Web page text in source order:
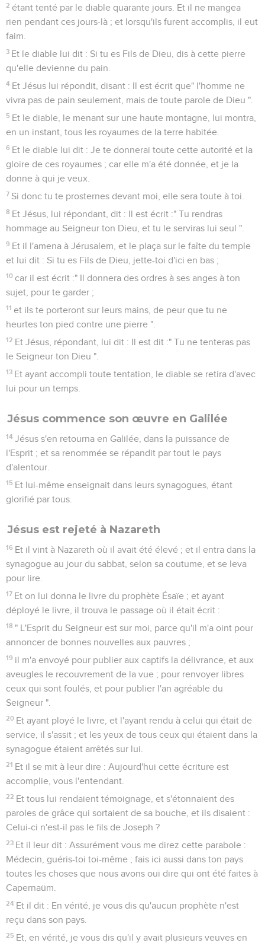
2 étant tenté par le diable quarante jours. Et il ne mangea
rien pendant ces jours-là ; et lorsqu'ils furent accomplis, il eut
faim.
3 Et le diable lui dit : Si tu es Fils de Dieu, dis à cette pierre
qu'elle devienne du pain.
4 Et Jésus lui répondit, disant : Il est écrit que" l'homme ne
vivra pas de pain seulement, mais de toute parole de Dieu ".
5 Et le diable, le menant sur une haute montagne, lui montra,
en un instant, tous les royaumes de la terre habitée.
6 Et le diable lui dit : Je te donnerai toute cette autorité et la
gloire de ces royaumes ; car elle m'a été donnée, et je la
donne à qui je veux.
7 Si donc tu te prosternes devant moi, elle sera toute à toi.
8 Et Jésus, lui répondant, dit : Il est écrit :" Tu rendras
hommage au Seigneur ton Dieu, et tu le serviras lui seul ".
9 Et il l'amena à Jérusalem, et le plaça sur le faîte du temple
et lui dit : Si tu es Fils de Dieu, jette-toi d'ici en bas ;
10 car il est écrit :" Il donnera des ordres à ses anges à ton
sujet, pour te garder ;
11 et ils te porteront sur leurs mains, de peur que tu ne
heurtes ton pied contre une pierre ".
12 Et Jésus, répondant, lui dit : Il est dit :" Tu ne tenteras pas
le Seigneur ton Dieu ".
13 Et ayant accompli toute tentation, le diable se retira d'avec
lui pour un temps.
Jésus commence son œuvre en Galilée
14 Jésus s'en retourna en Galilée, dans la puissance de
l'Esprit ; et sa renommée se répandit par tout le pays
d'alentour.
15 Et lui-même enseignait dans leurs synagogues, étant
glorifié par tous.
Jésus est rejeté à Nazareth
16 Et il vint à Nazareth où il avait été élevé ; et il entra dans la
synagogue au jour du sabbat, selon sa coutume, et se leva
pour lire.
17 Et on lui donna le livre du prophète Ésaïe ; et ayant
déployé le livre, il trouva le passage où il était écrit :
18 " L'Esprit du Seigneur est sur moi, parce qu'il m'a oint pour
annoncer de bonnes nouvelles aux pauvres ;
19 il m'a envoyé pour publier aux captifs la délivrance, et aux
aveugles le recouvrement de la vue ; pour renvoyer libres
ceux qui sont foulés, et pour publier l'an agréable du
Seigneur ".
20 Et ayant ployé le livre, et l'ayant rendu à celui qui était de
service, il s'assit ; et les yeux de tous ceux qui étaient dans la
synagogue étaient arrêtés sur lui.
21 Et il se mit à leur dire : Aujourd'hui cette écriture est
accomplie, vous l'entendant.
22 Et tous lui rendaient témoignage, et s'étonnaient des
paroles de grâce qui sortaient de sa bouche, et ils disaient :
Celui-ci n'est-il pas le fils de Joseph ?
23 Et il leur dit : Assurément vous me direz cette parabole :
Médecin, guéris-toi toi-même ; fais ici aussi dans ton pays
toutes les choses que nous avons ouï dire qui ont été faites à
Capernaüm.
24 Et il dit : En vérité, je vous dis qu'aucun prophète n'est
reçu dans son pays.
25 Et, en vérité, je vous dis qu'il y avait plusieurs veuves en